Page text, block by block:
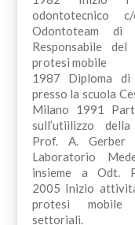
odontotecnico
Odontoteam di
Responsabile
protesi mobile
1987 Diploma di
presso la scuola
Milano 1991
sull’utiilizzo
Prof. A.
Laboratorio
insieme a Odt.
2005 Inizio
protesi mobile
settoriali.